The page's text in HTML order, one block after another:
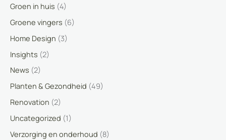
Groen in huis (4)
Groene vingers (6)
Home Design (3)
Insights (2)
News (2)
Planten & Gezondheid (49)
Renovation (2)
Uncategorized (1)
Verzorging en onderhoud (8)